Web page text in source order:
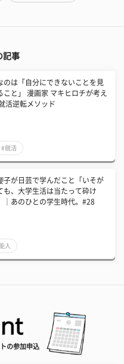
記事
のは「自分にできないことを見
こと」 漫画家 マキヒロチが考え
活逆転メソッド
#就活
子が日芸で学んだこと「いそが
も、大学生活は当たって砕け
｜あのひとの学生時代。#28
人
の参加申込